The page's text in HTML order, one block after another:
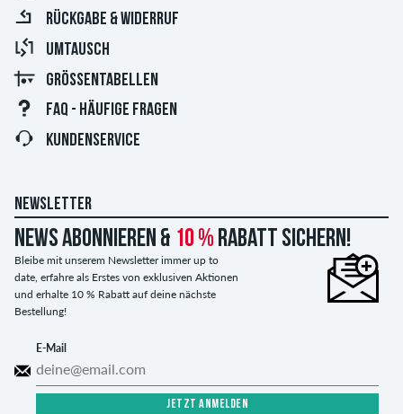
RÜCKGABE & WIDERRUF
UMTAUSCH
GRÖSSENTABELLEN
FAQ - HÄUFIGE FRAGEN
KUNDENSERVICE
NEWSLETTER
News abonnieren & 10 % Rabatt sichern!
Bleibe mit unserem Newsletter immer up to
date, erfahre als Erstes von exklusiven Aktionen
und erhalte 10 % Rabatt auf deine nächste
Bestellung!
E-Mail
JETZT ANMELDEN